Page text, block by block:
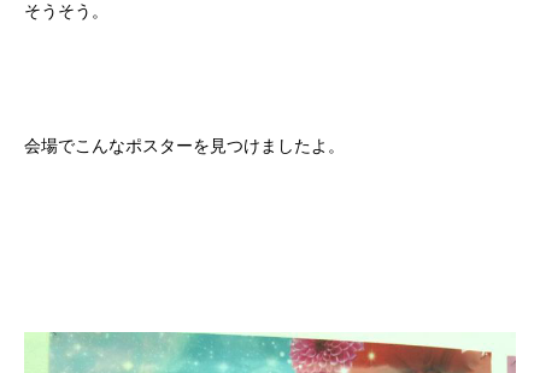
そうそう。
会場でこんなポスターを見つけましたよ。